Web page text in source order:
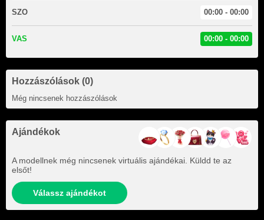
SZO 00:00 - 00:00
VAS 00:00 - 00:00
Hozzászólások (0)
Még nincsenek hozzászólások
Ajándékok
A modellnek még nincsenek virtuális ajándékai. Küldd te az
elsőt!
Válassz ajándékot